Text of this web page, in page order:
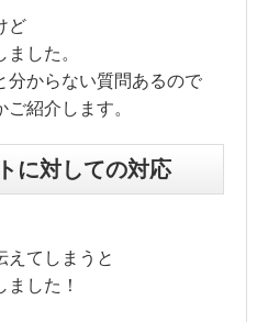
ど
した。
分からない質問あるので
紹介します。
に対しての対応
えてしまうと
した！